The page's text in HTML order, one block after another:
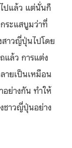
ปแล้ว แต่นั่นก็
ระแสบูมว่าที่
าวญี่ปุ่นไปโดย
แล้ว การแต่ง
ายเป็นเหมือน
ย่างกัน ทำให้
ชาวญี่ปุ่นอย่าง